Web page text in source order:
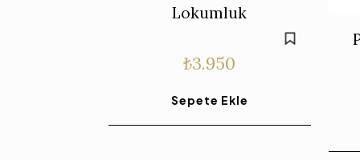
Lokumluk
₺3.950
Sepete Ekle